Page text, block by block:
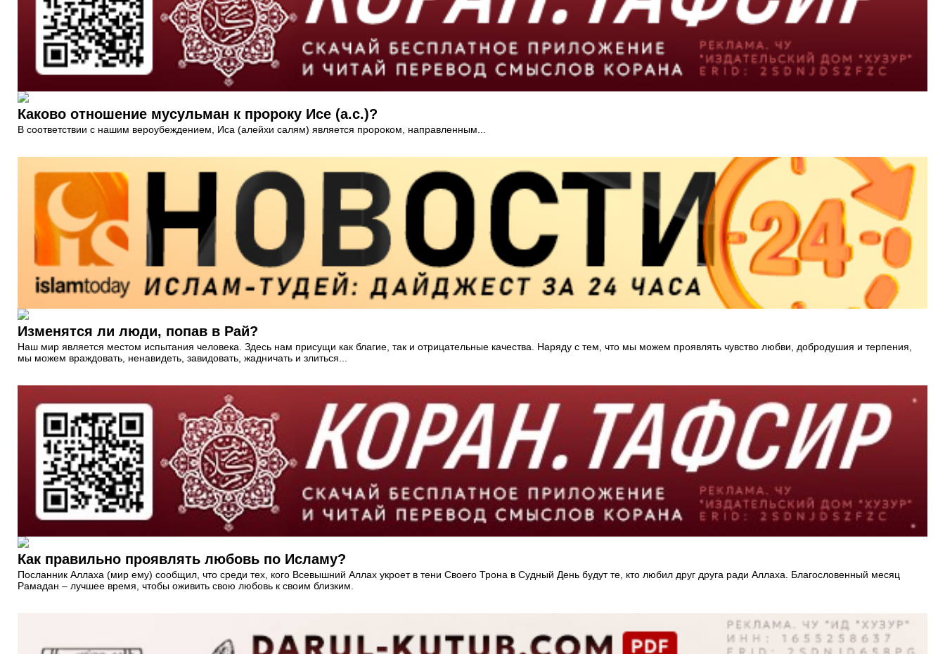
Каково отношение мусульман к пророку Исе (а.с.)?
В соответствии с нашим вероубеждением, Иса (алейхи салям) является пророком, направленным...
Изменятся ли люди, попав в Рай?
Наш мир является местом испытания человека. Здесь нам присущи как благие, так и отрицательные качества. Наряду с тем, что мы можем проявлять чувство любви, добродушия и терпения,
мы можем враждовать, ненавидеть, завидовать, жадничать и злиться...
Как правильно проявлять любовь по Исламу?
Посланник Аллаха (мир ему) сообщил, что среди тех, кого Всевышний Аллах укроет в тени Своего Трона в Судный День будут те, кто любил друг друга ради Аллаха. Благословенный месяц
Рамадан – лучшее время, чтобы оживить свою любовь к своим близким.